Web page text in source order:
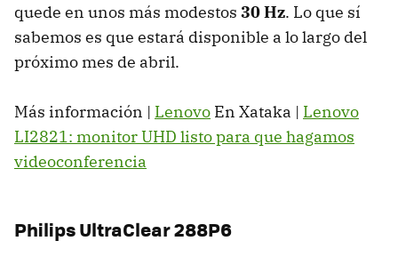
quede en unos más modestos 30 Hz. Lo que sí
sabemos es que estará disponible a lo largo del
próximo mes de abril.
Más información | Lenovo En Xataka | Lenovo
LI2821: monitor UHD listo para que hagamos
videoconferencia
Philips UltraClear 288P6